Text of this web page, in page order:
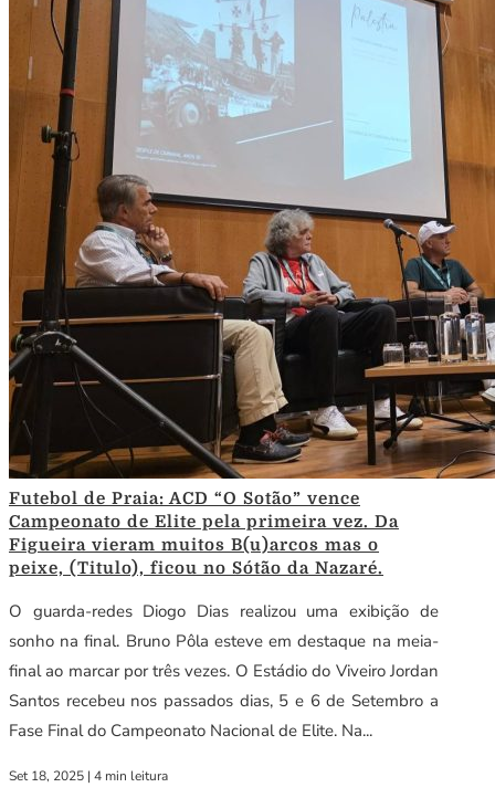
Futebol de Praia: ACD “O Sotão” vence
Campeonato de Elite pela primeira vez. Da
Figueira vieram muitos B(u)arcos mas o
peixe, (Titulo), ficou no Sótão da Nazaré.
O guarda-redes Diogo Dias realizou uma exibição de
sonho na final. Bruno Pôla esteve em destaque na meia-
final ao marcar por três vezes. O Estádio do Viveiro Jordan
Santos recebeu nos passados dias, 5 e 6 de Setembro a
Fase Final do Campeonato Nacional de Elite. Na...
Set 18, 2025 | 4 min leitura